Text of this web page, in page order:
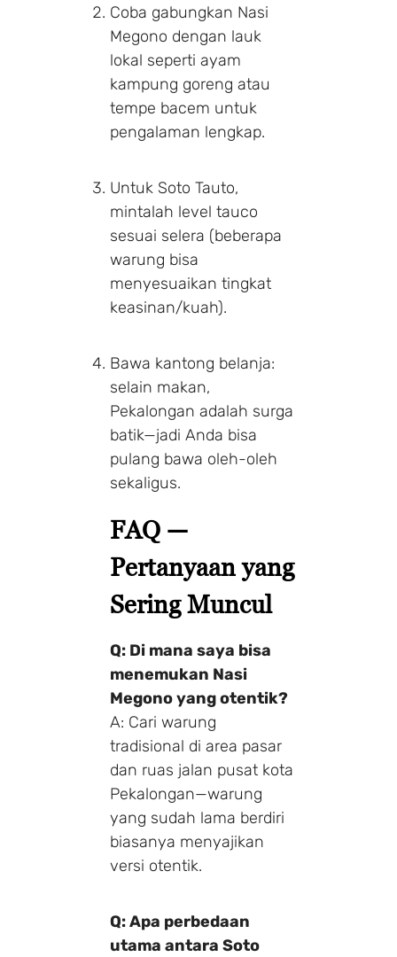
Coba gabungkan Nasi
Megono dengan lauk
lokal seperti ayam
kampung goreng atau
tempe bacem untuk
pengalaman lengkap.
Untuk Soto Tauto,
mintalah level tauco
sesuai selera (beberapa
warung bisa
menyesuaikan tingkat
keasinan/kuah).
Bawa kantong belanja:
selain makan,
Pekalongan adalah surga
batik—jadi Anda bisa
pulang bawa oleh-oleh
sekaligus.
FAQ —
Pertanyaan yang
Sering Muncul
Q: Di mana saya bisa
menemukan Nasi
Megono yang otentik?
A: Cari warung
tradisional di area pasar
dan ruas jalan pusat kota
Pekalongan—warung
yang sudah lama berdiri
biasanya menyajikan
versi otentik.
Q: Apa perbedaan
utama antara Soto
Make a Booking
1 Adults 1 Room
Search